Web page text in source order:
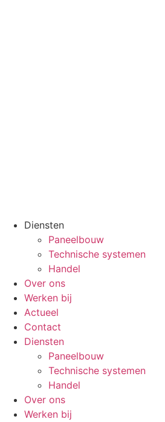
Diensten
Paneelbouw
Technische systemen
Handel
Over ons
Werken bij
Actueel
Contact
Diensten
Paneelbouw
Technische systemen
Handel
Over ons
Werken bij